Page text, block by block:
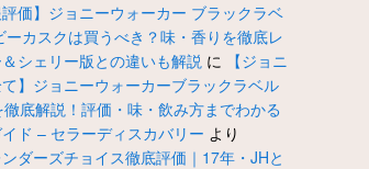
評価】ジョニーウォーカー ブラックラベ
ーカスクは買うべき？味・香りを徹底レ
シェリー版との違いも解説 に
【ジョニ
】ジョニーウォーカーブラックラベル
徹底解説！評価・味・飲み方までわかる
ド – セラーディスカバリー より
ダーズチョイス徹底評価｜17年・JHと